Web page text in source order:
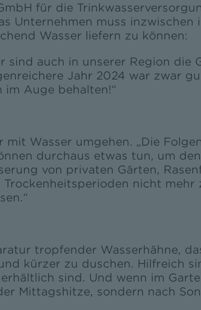
für die
Unternehmen muss
Wasser liefern zu können:
auch in unserer Region die
Jahr 2024 war zwar
im Auge behalten!“
Wasser umgehen. „Die
durchaus etwas tun, um
von privaten Gärten,
nicht mehr
tropfender Wasserhähne,
kürzer zu duschen. Hilfreich
sind. Und wenn im
Mittagshitze, sondern nach